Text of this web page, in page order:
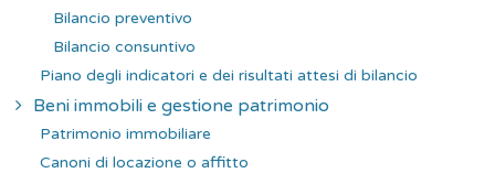
Bilancio preventivo
Bilancio consuntivo
Piano degli indicatori e dei risultati attesi di bilancio
Beni immobili e gestione patrimonio
Patrimonio immobiliare
Canoni di locazione o affitto